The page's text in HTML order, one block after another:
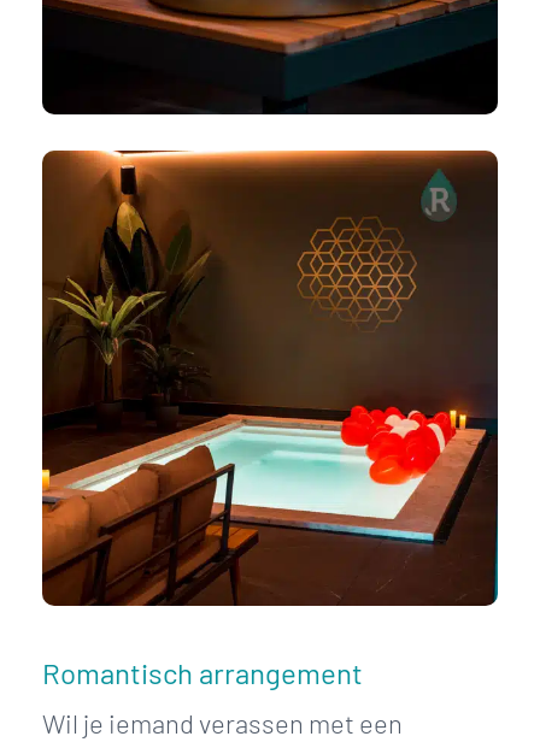
Romantisch arrangement
Wil je iemand verassen met een